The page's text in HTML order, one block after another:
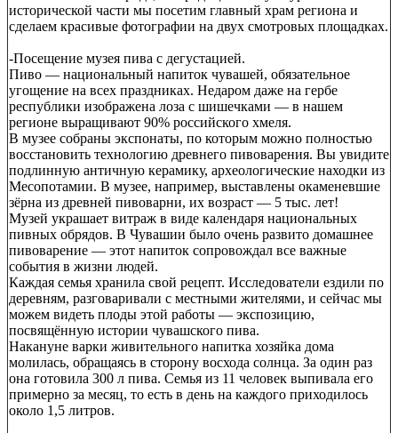
исторической части мы посетим главный храм региона и
сделаем красивые фотографии на двух смотровых площадках.
-Посещение музея пива с дегустацией.
Пиво — национальный напиток чувашей, обязательное
угощение на всех праздниках. Недаром даже на гербе
республики изображена лоза с шишечками — в нашем
регионе выращивают 90% российского хмеля.
В музее собраны экспонаты, по которым можно полностью
восстановить технологию древнего пивоварения. Вы увидите
подлинную античную керамику, археологические находки из
Месопотамии. В музее, например, выставлены окаменевшие
зёрна из древней пивоварни, их возраст — 5 тыс. лет!
Музей украшает витраж в виде календаря национальных
пивных обрядов. В Чувашии было очень развито домашнее
пивоварение — этот напиток сопровождал все важные
события в жизни людей.
Каждая семья хранила свой рецепт. Исследователи ездили по
деревням, разговаривали с местными жителями, и сейчас мы
можем видеть плоды этой работы — экспозицию,
посвящённую истории чувашского пива.
Накануне варки живительного напитка хозяйка дома
молилась, обращаясь в сторону восхода солнца. За один раз
она готовила 300 л пива. Семья из 11 человек выпивала его
примерно за месяц, то есть в день на каждого приходилось
около 1,5 литров.